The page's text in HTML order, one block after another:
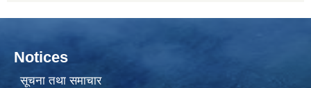
Notices
सूचना तथा समाचार